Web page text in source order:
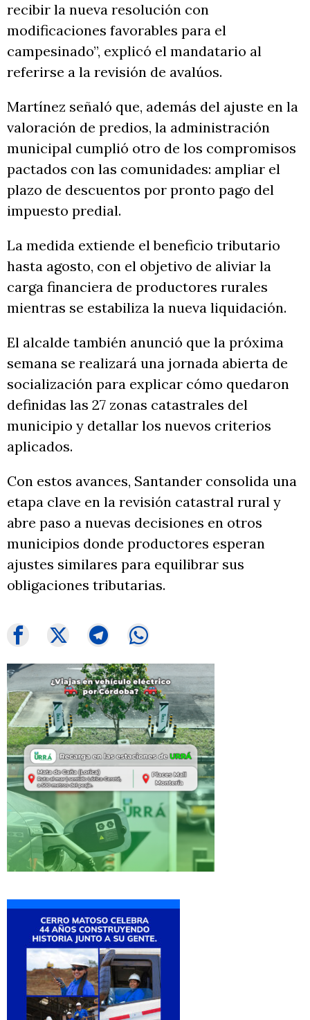
recibir la nueva resolución con
modificaciones favorables para el
campesinado”, explicó el mandatario al
referirse a la revisión de avalúos.
Martínez señaló que, además del ajuste en la
valoración de predios, la administración
municipal cumplió otro de los compromisos
pactados con las comunidades: ampliar el
plazo de descuentos por pronto pago del
impuesto predial.
La medida extiende el beneficio tributario
hasta agosto, con el objetivo de aliviar la
carga financiera de productores rurales
mientras se estabiliza la nueva liquidación.
El alcalde también anunció que la próxima
semana se realizará una jornada abierta de
socialización para explicar cómo quedaron
definidas las 27 zonas catastrales del
municipio y detallar los nuevos criterios
aplicados.
Con estos avances, Santander consolida una
etapa clave en la revisión catastral rural y
abre paso a nuevas decisiones en otros
municipios donde productores esperan
ajustes similares para equilibrar sus
obligaciones tributarias.